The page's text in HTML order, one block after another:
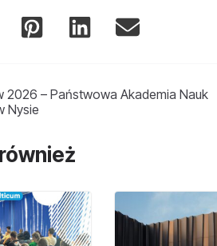
2026 – Państwowa Akademia Nauk
Nysie